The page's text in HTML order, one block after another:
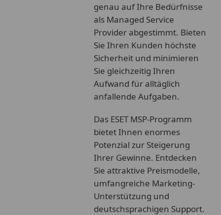
genau auf Ihre Bedürfnisse
als Managed Service
Provider abgestimmt. Bieten
Sie Ihren Kunden höchste
Sicherheit und minimieren
Sie gleichzeitig Ihren
Aufwand für alltäglich
anfallende Aufgaben.
Das ESET MSP-Programm
bietet Ihnen enormes
Potenzial zur Steigerung
Ihrer Gewinne. Entdecken
Sie attraktive Preismodelle,
umfangreiche Marketing-
Unterstützung und
deutschsprachigen Support.